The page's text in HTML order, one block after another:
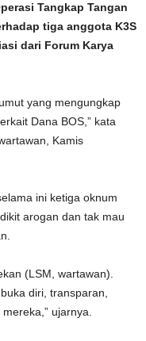
Tangkap Tangan
tiga anggota K3S
dari Forum Karya
yang mengungkap
Dana BOS,” kata
Kamis
ini ketiga oknum
arogan dan tak mau
(LSM, wartawan).
diri, transparan,
ujarnya.